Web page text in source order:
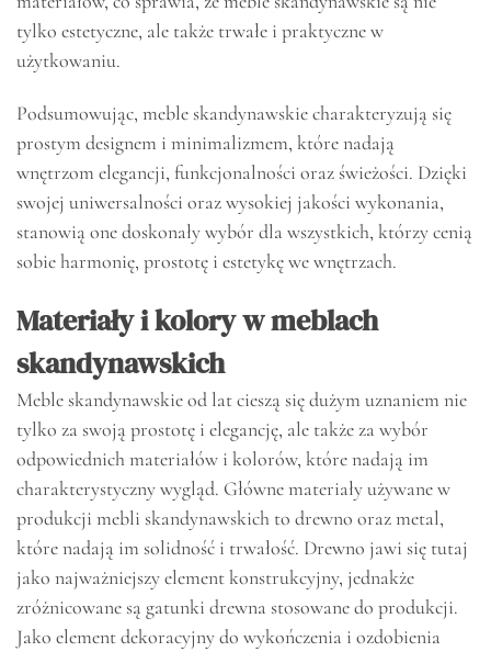
tylko estetyczne, ale także trwałe i praktyczne w
użytkowaniu.
Podsumowując, meble skandynawskie charakteryzują się
prostym designem i minimalizmem, które nadają
wnętrzom elegancji, funkcjonalności oraz świeżości. Dzięki
swojej uniwersalności oraz wysokiej jakości wykonania,
stanowią one doskonały wybór dla wszystkich, którzy cenią
sobie harmonię, prostotę i estetykę we wnętrzach.
Materiały i kolory w meblach
skandynawskich
Meble skandynawskie od lat cieszą się dużym uznaniem nie
tylko za swoją prostotę i elegancję, ale także za wybór
odpowiednich materiałów i kolorów, które nadają im
charakterystyczny wygląd. Główne materiały używane w
produkcji mebli skandynawskich to drewno oraz metal,
które nadają im solidność i trwałość. Drewno jawi się tutaj
jako najważniejszy element konstrukcyjny, jednakże
zróżnicowane są gatunki drewna stosowane do produkcji.
Jako element dekoracyjny do wykończenia i ozdobienia